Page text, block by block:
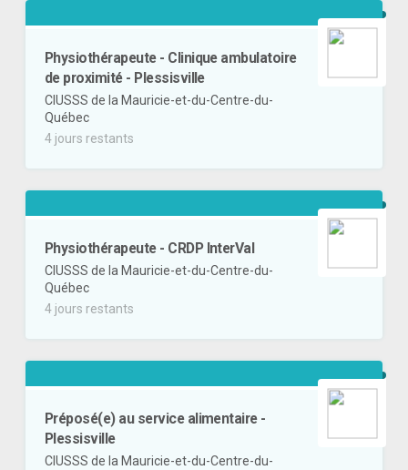
Physiothérapeute - Clinique ambulatoire
de proximité - Plessisville
CIUSSS de la Mauricie-et-du-Centre-du-
Québec
4 jours restants
Physiothérapeute - CRDP InterVal
CIUSSS de la Mauricie-et-du-Centre-du-
Québec
4 jours restants
Préposé(e) au service alimentaire -
Plessisville
CIUSSS de la Mauricie-et-du-Centre-du-